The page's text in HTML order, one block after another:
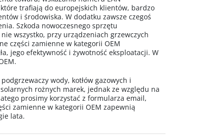
trafiają do europejskich klientów, bardzo
i środowiska. W dodatku zawsze czegoś
Szkoda nowoczesnego sprzętu
wszystko, przy urządzeniach grzewczych
części zamienne w kategorii OEM
jego efektywność i żywotność eksploatacji. W
wody, kotłów gazowych i
rożnych marek, jednak ze względu na
prosimy korzystać z formularza email,
zamienne w kategorii OEM zapewnią
lata.